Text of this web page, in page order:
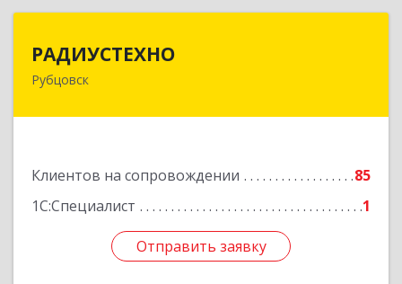
РАДИУСТЕХНО
Рубцовск
Клиентов на сопровождении
85
1С:Специалист
1
Отправить заявку
658225, Алтайский край, Рубцовск г, Ленина пр-
Отправить заявку